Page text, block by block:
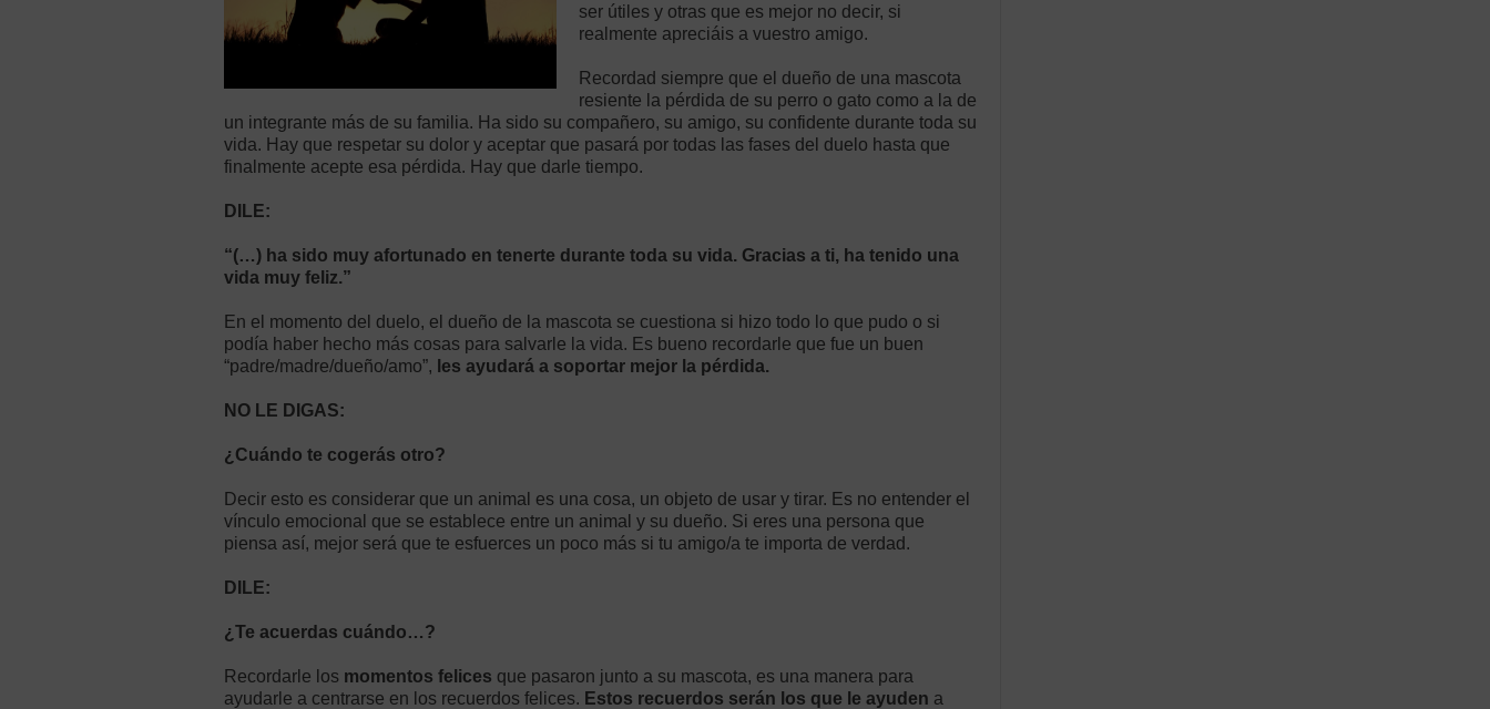
ser útiles y otras que es mejor no decir, si
realmente apreciáis a vuestro amigo.
Recordad siempre que el dueño de una mascota
resiente la pérdida de su perro o gato como a la de
un integrante más de su familia. Ha sido su compañero, su amigo, su confidente durante toda su
vida. Hay que respetar su dolor y aceptar que pasará por todas las fases del duelo hasta que
finalmente acepte esa pérdida. Hay que darle tiempo.
DILE:
“(…) ha sido muy afortunado en tenerte durante toda su vida. Gracias a ti, ha tenido una
vida muy feliz.”
En el momento del duelo, el dueño de la mascota se cuestiona si hizo todo lo que pudo o si
podía haber hecho más cosas para salvarle la vida. Es bueno recordarle que fue un buen
“padre/madre/dueño/amo”, les ayudará a soportar mejor la pérdida.
NO LE DIGAS:
¿Cuándo te cogerás otro?
Decir esto es considerar que un animal es una cosa, un objeto de usar y tirar. Es no entender el
vínculo emocional que se establece entre un animal y su dueño. Si eres una persona que
piensa así, mejor será que te esfuerces un poco más si tu amigo/a te importa de verdad.
DILE:
¿Te acuerdas cuándo…?
Recordarle los momentos felices que pasaron junto a su mascota, es una manera para
ayudarle a centrarse en los recuerdos felices. Estos recuerdos serán los que le ayuden a